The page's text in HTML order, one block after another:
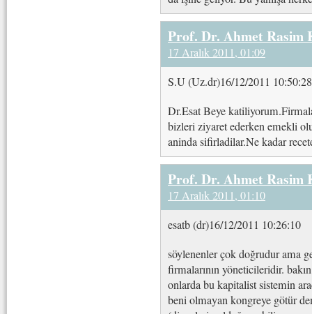
Prof. Dr. Ahmet Rasim
17 Aralık 2011, 01:09
S.U (Uz.dr)16/12/2011 10:50:28
Dr.Esat Beye
bizleri ziyaret ederken emekli
aninda sifirladilar.Ne kadar
Prof. Dr. Ahmet Rasim
17 Aralık 2011, 01:10
esatb (dr)16/12/2011 10:26:10
söylenenler çok doğrudur ama
firmalarının yöneticileridir.
onlarda bu kapitalist sistemin
beni olmayan kongreye götür